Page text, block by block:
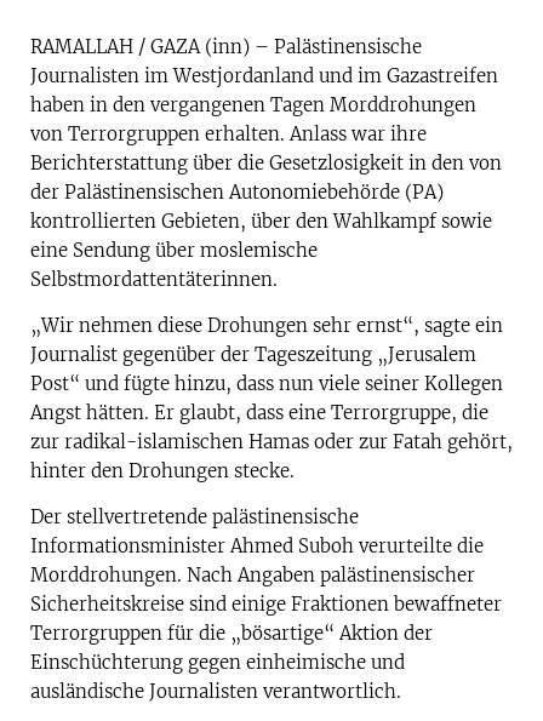
RAMALLAH / GAZA (inn) – Palästinensische
Journalisten im Westjordanland und im Gazastreifen
haben in den vergangenen Tagen Morddrohungen
von Terrorgruppen erhalten. Anlass war ihre
Berichterstattung über die Gesetzlosigkeit in den von
der Palästinensischen Autonomiebehörde (PA)
kontrollierten Gebieten, über den Wahlkampf sowie
eine Sendung über moslemische
Selbstmordattentäterinnen.
„Wir nehmen diese Drohungen sehr ernst“, sagte ein
Journalist gegenüber der Tageszeitung „Jerusalem
Post“ und fügte hinzu, dass nun viele seiner Kollegen
Angst hätten. Er glaubt, dass eine Terrorgruppe, die
zur radikal-islamischen Hamas oder zur Fatah gehört,
hinter den Drohungen stecke.
Der stellvertretende palästinensische
Informationsminister Ahmed Suboh verurteilte die
Morddrohungen. Nach Angaben palästinensischer
Sicherheitskreise sind einige Fraktionen bewaffneter
Terrorgruppen für die „bösartige“ Aktion der
Einschüchterung gegen einheimische und
ausländische Journalisten verantwortlich.